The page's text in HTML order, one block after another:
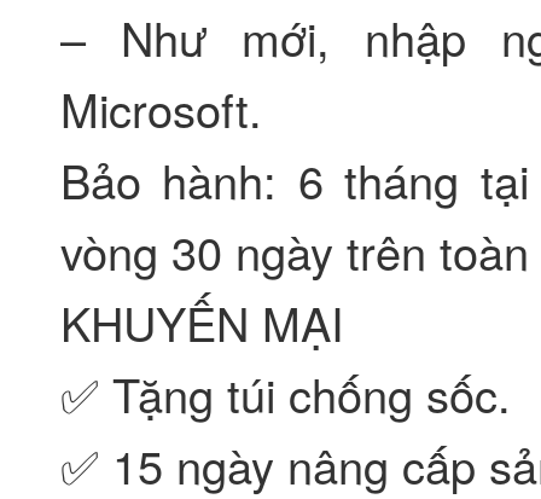
– Như mới, nhập
Microsoft.
Bảo hành: 6 tháng
vòng 30 ngày trên
KHUYẾN MẠI
✅ Tặng túi chống sốc.
✅ 15 ngày nâng cấp